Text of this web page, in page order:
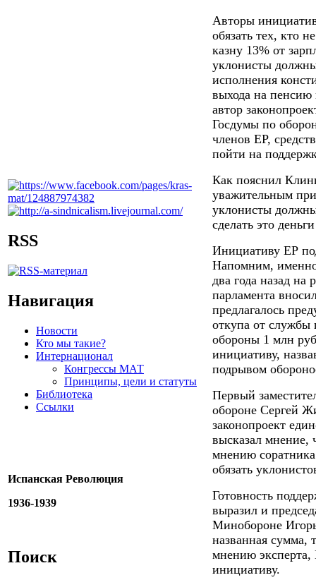
RSS
Навигация
Новости
Кто мы такие?
Интернационал
Конгрессы МАТ
Принципы, цели и статуты
Библиотека
Ссылки
Испанская Революция
1936-1939
Поиск
Авторы
обязать тех, кто
казну 13% от
уклонисты должны
исполнения
выхода на пенсию
автор
Госдумы по
членов ЕР,
пойти на
Как пояснил
уважительным
уклонисты
сделать это
Инициативу ЕР
Напомним,
два года назад на
парламента
предлагалось
откупа от службы
обороны 1 млн
инициативу,
подрывом
Первый
обороне Сергей
законопроект
высказал мнение,
мнению
обязать
Готовность
выразил и
Минобороне
названная сумма,
мнению
инициативу.